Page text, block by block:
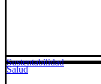
Salud
Sustentabilidad